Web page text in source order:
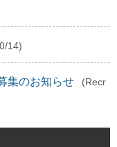
14)
集のお知らせ
(Recr